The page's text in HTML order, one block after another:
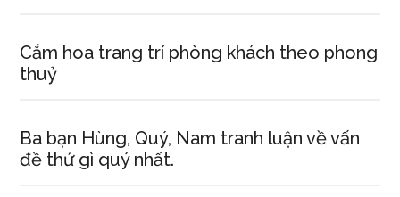
Cắm hoa trang trí phòng khách theo phong
thuỷ
Ba bạn Hùng, Quý, Nam tranh luận về vấn
đề thứ gì quý nhất.